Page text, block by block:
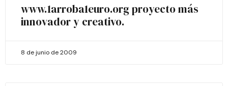
www.1arroba1euro.org proyecto más
innovador y creativo.
8 de junio de 2009